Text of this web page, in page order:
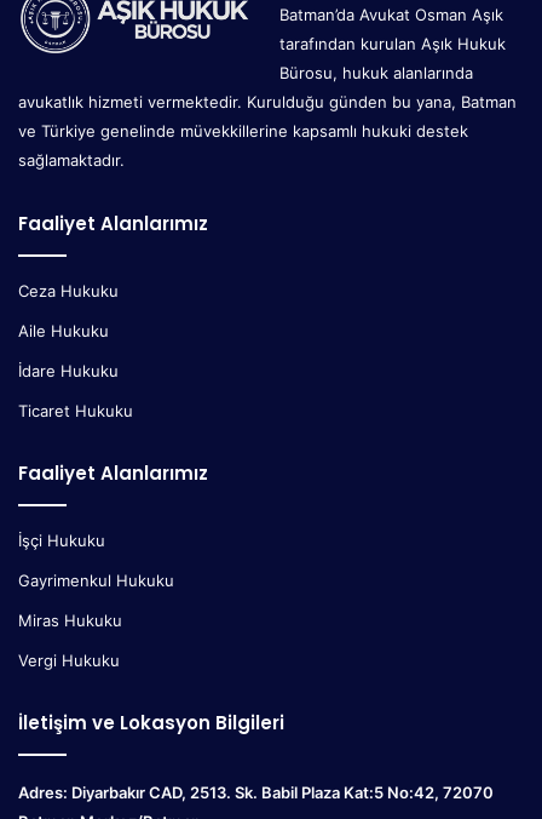
Batman’da Avukat Osman Aşık
tarafından kurulan Aşık Hukuk
Bürosu, hukuk alanlarında
avukatlık hizmeti vermektedir. Kurulduğu günden bu yana, Batman
ve Türkiye genelinde müvekkillerine kapsamlı hukuki destek
sağlamaktadır.
Faaliyet Alanlarımız
Ceza Hukuku
Aile Hukuku
İdare Hukuku
Ticaret Hukuku
Faaliyet Alanlarımız
İşçi Hukuku
Gayrimenkul Hukuku
Miras Hukuku
Vergi Hukuku
İletişim ve Lokasyon Bilgileri
Adres: Diyarbakır CAD, 2513. Sk. Babil Plaza Kat:5 No:42, 72070